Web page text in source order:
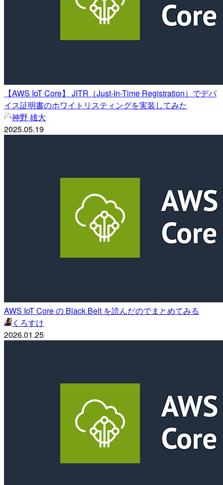
【AWS IoT Core】 JITR（Just-In-Time Registration）でデバ
イス証明書のホワイトリスティングを実装してみた
神野 雄大
2025.05.19
AWS IoT Core の Black Belt を読んだのでまとめてみる
くろすけ
2026.01.25